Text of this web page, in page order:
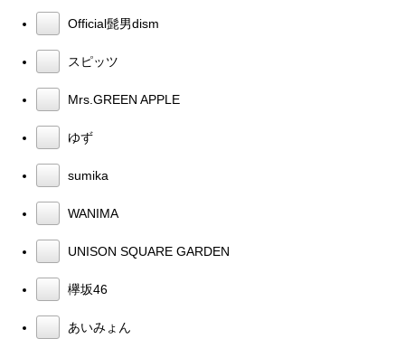
Official髭男dism
スピッツ
Mrs.GREEN APPLE
ゆず
sumika
WANIMA
UNISON SQUARE GARDEN
欅坂46
あいみょん